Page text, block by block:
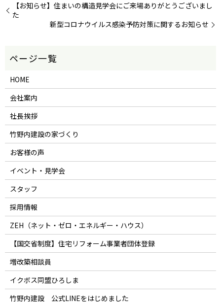
【お知らせ】住まいの構造見学会にご来場ありがとうございまし
た
新型コロナウイルス感染予防対策に関するお知らせ
HOME
会社案内
社長挨拶
竹野内建設の家づくり
お客様の声
イベント・見学会
スタッフ
採用情報
ZEH（ネット・ゼロ・エネルギー・ハウス）
【国交省制度】住宅リフォーム事業者団体登録
増改築相談員
イクボス同盟ひろしま
竹野内建設 公式LINEをはじめました